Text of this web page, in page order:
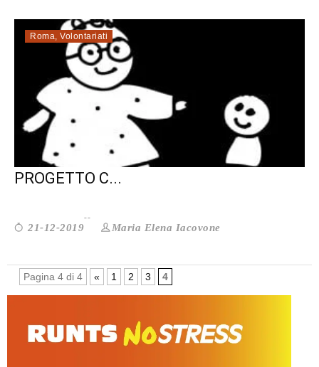
Roma, Volontariati
DA FRAMMENTI A MOSAICO: IL
PROGETTO C...
21-12-2019 Maria Elena Iacovone
Pagina 4 di 4 « 1 2 3 4